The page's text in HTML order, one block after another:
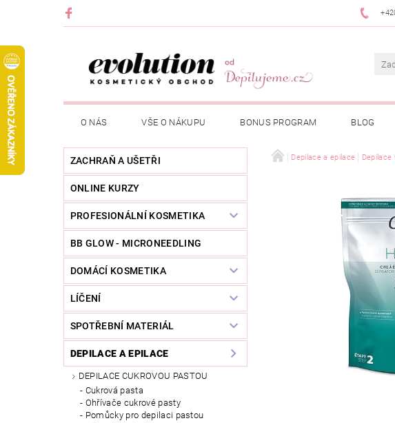
O NÁS VŠE O NÁKUPU BONUS PROGRAM BLOG
ZACHRAŇ A UŠETŘI
ONLINE KURZY
PROFESIONÁLNÍ KOSMETIKA
BB GLOW - MICRONEEDLING
DOMÁCÍ KOSMETIKA
LÍČENÍ
SPOTŘEBNÍ MATERIÁL
DEPILACE A EPILACE
DEPILACE CUKROVOU PASTOU
Cukrová pasta
Ohřívače cukrové pasty
Pomůcky pro depilaci pastou
Depilace a epilace Depilace